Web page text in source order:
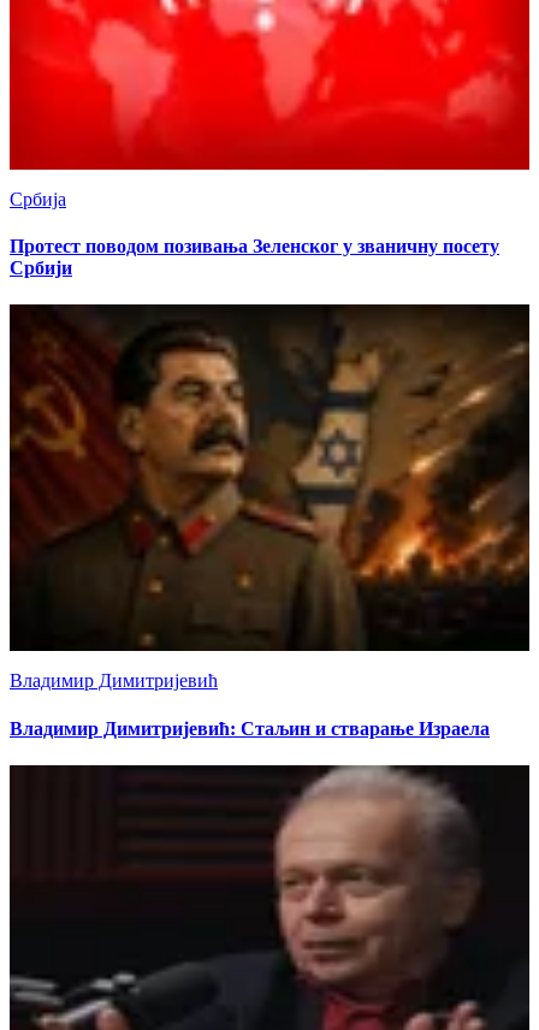
Србија
Протест поводом позивања Зеленског у званичну посету
Србији
Владимир Димитријевић
Владимир Димитријевић: Стаљин и стварање Израела